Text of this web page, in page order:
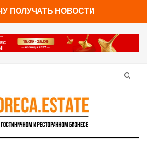
ПОЛУЧАТЬ НОВОСТИ